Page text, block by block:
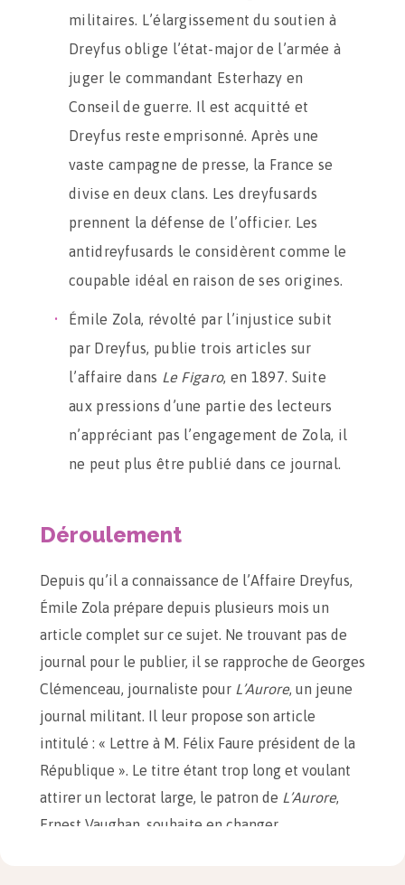
militaires. L’élargissement du soutien à
Dreyfus oblige l’état-major de l’armée à
juger le commandant Esterhazy en
Conseil de guerre. Il est acquitté et
Dreyfus reste emprisonné. Après une
vaste campagne de presse, la France se
divise en deux clans. Les dreyfusards
prennent la défense de l’officier. Les
antidreyfusards le considèrent comme le
coupable idéal en raison de ses origines.
Émile Zola, révolté par l’injustice subit
par Dreyfus, publie trois articles sur
l’affaire dans Le Figaro, en 1897. Suite
aux pressions d’une partie des lecteurs
n’appréciant pas l’engagement de Zola, il
ne peut plus être publié dans ce journal.
Déroulement
Depuis qu’il a connaissance de l’Affaire Dreyfus,
Émile Zola prépare depuis plusieurs mois un
article complet sur ce sujet. Ne trouvant pas de
journal pour le publier, il se rapproche de Georges
Clémenceau, journaliste pour L’Aurore, un jeune
journal militant. Il leur propose son article
intitulé : « Lettre à M. Félix Faure président de la
République ». Le titre étant trop long et voulant
attirer un lectorat large, le patron de L’Aurore,
Ernest Vaughan, souhaite en changer.